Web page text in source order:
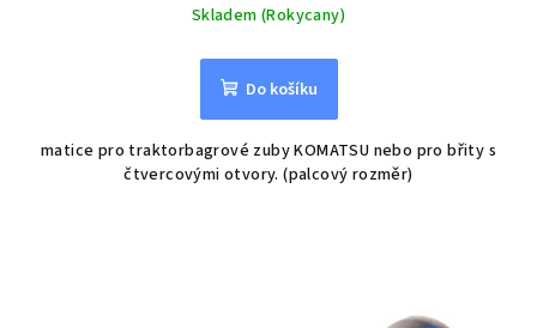
Skladem (Rokycany)
Do košíku
matice pro traktorbagrové zuby KOMATSU nebo pro břity s
čtvercovými otvory. (palcový rozměr)